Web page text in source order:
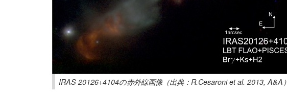
IRAS 20126+4104の赤外線画像（出典：R.Cesaroni et al. 2013, A&A）